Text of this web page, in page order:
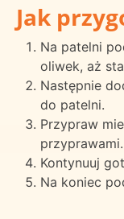
Jak
Na patelni
oliwek, aż
Następnie
do patelni.
Przypraw
przyprawami.
Kontynuuj
Na koniec